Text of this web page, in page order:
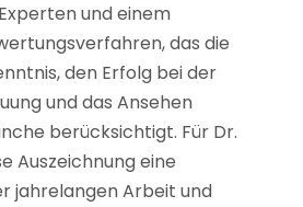
und einem
das die
den Erfolg bei der
und das Ansehen
berücksichtigt. Für Dr.
Auszeichnung eine
jahrelangen Arbeit und